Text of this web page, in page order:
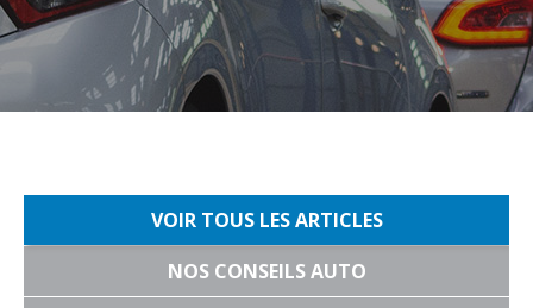
VOIR TOUS LES ARTICLES
NOS CONSEILS AUTO